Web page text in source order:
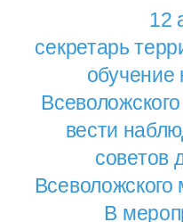
12
секретарь
вести
советов
Всеволожского
В